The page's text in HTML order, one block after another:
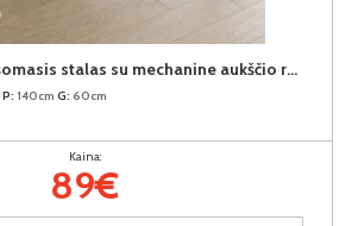
VOYAGER-140 rašomasis stalas su mechanine aukščio reguliavimo funkcija (Baltas)
P: 140cm G: 60cm
Kaina:
89€